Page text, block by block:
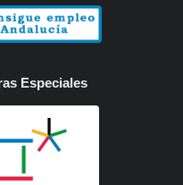
Especiales